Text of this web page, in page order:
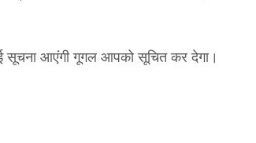
सूचना आएंगी गूगल आपको सूचित कर देगा।